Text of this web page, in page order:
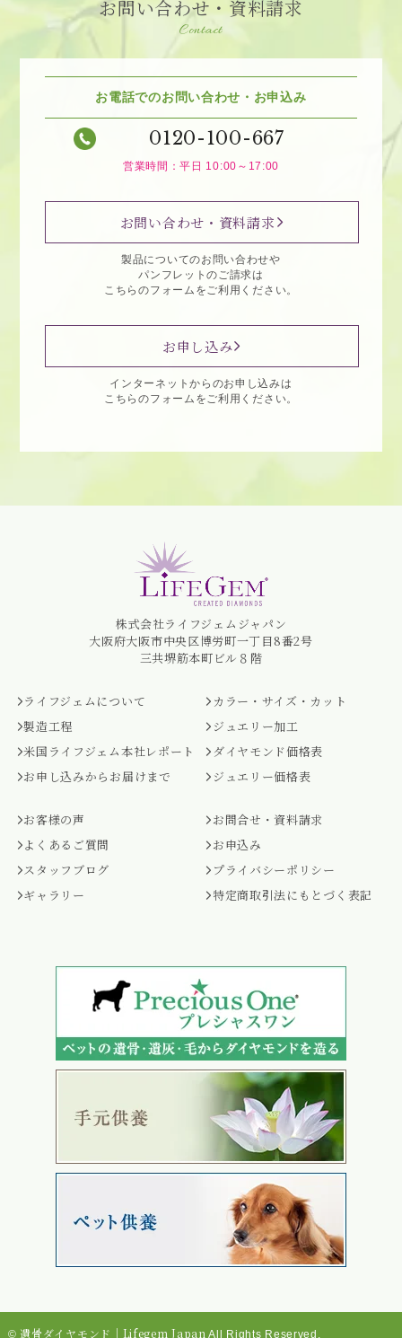
お問い合わせ・資料請求
Contact
お電話でのお問い合わせ・お申込み
0120-100-667
営業時間：平日 10:00～17:00
お問い合わせ・資料請求
製品についてのお問い合わせや
パンフレットのご請求は
こちらのフォームをご利用ください。
お申し込み
インターネットからのお申し込みは
こちらのフォームをご利用ください。
株式会社ライフジェムジャパン
大阪府大阪市中央区博労町一丁目8番2号
三共堺筋本町ビル８階
ライフジェムについて
製造工程
米国ライフジェム本社レポート
お申し込みからお届けまで
カラー・サイズ・カット
ジュエリー加工
ダイヤモンド価格表
ジュエリー価格表
お客様の声
よくあるご質問
スタッフブログ
ギャラリー
お問合せ・資料請求
お申込み
プライバシーポリシー
特定商取引法にもとづく表記
©遺骨ダイヤモンド｜Lifegem Japan All Rights Reserved.